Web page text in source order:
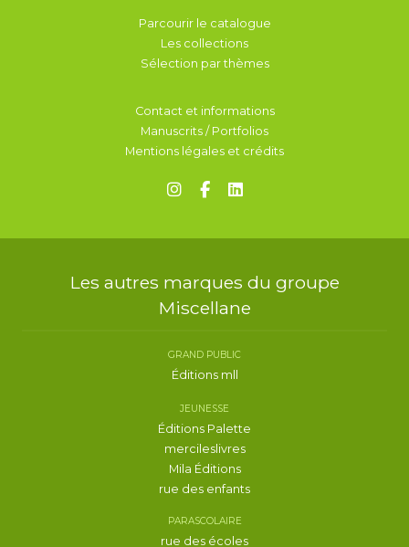
Parcourir le catalogue
Les collections
Sélection par thèmes
Contact et informations
Manuscrits / Portfolios
Mentions légales et crédits
Les autres marques du groupe
Miscellane
GRAND PUBLIC
Éditions mll
JEUNESSE
Éditions Palette
mercileslivres
Mila Éditions
rue des enfants
PARASCOLAIRE
rue des écoles